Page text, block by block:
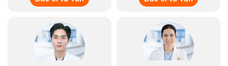
Hơn 4.000 ca tiểu phẫu thành
công
Bác sĩ tư vấn Bác sĩ tư vấn